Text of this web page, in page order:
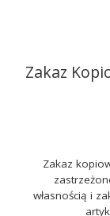
Zakaz
Zakaz
własnością i